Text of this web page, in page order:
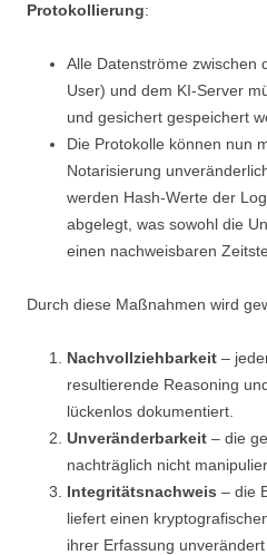
Protokollierung:
Alle Datenströme zwischen
User) und dem KI‑Server
und gesichert gespeichert
Die Protokolle können nun
Notarisierung
werden Hash‑Werte der
abgelegt, was sowohl die
einen nachweisbaren
Durch diese Maßnahmen wird
Nachvollziehbarkeit –
resultierende Reasoning
lückenlos dokumentiert.
Unveränderbarkeit – die
nachträglich nicht
Integritätsnachweis – die
liefert einen
ihrer Erfassung unverändert